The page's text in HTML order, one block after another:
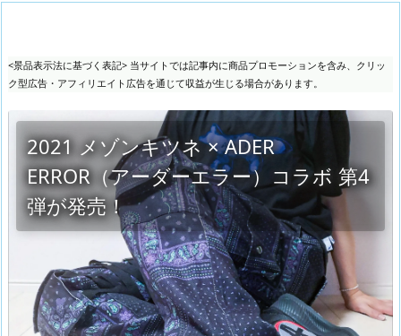
<景品表示法に基づく表記> 当サイトでは記事内に商品プロモーションを含み、クリッ
ク型広告・アフィリエイト広告を通じて収益が生じる場合があります。
2021 メゾンキツネ × ADER
ERROR（アーダーエラー）コラボ 第4
弾が発売！